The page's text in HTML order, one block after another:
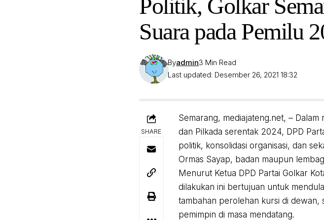
Politik, Golkar
Suara pada Pemilu
Last updated: Desember 26, 2021 18:32
Byadmin3 Min Read
SHARE
Semarang, mediajateng.net, –
dan Pilkada serentak 2024, DPD
politik, konsolidasi organisasi, dan
Ormas Sayap, badan maupun
Menurut Ketua DPD Partai Golkar
dilakukan ini bertujuan untuk
tambahan perolehan kursi di dewan,
pemimpin di masa mendatang.